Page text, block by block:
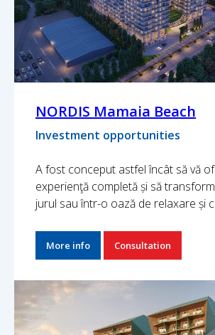
NORDIS Mamaia Beach
Investment opportunities
A fost conceput astfel încât să vă
experienţă completă și să
jurul sau într-o oază de relaxare și
More info Consultation